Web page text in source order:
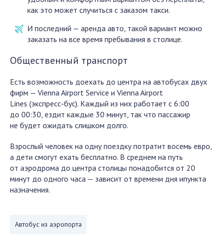
как это может случиться с заказом такси.
И последний — аренда авто, такой вариант можно
заказать на все время пребывания в столице.
Общественный транспорт
Есть возможность доехать до центра на автобусах двух
фирм — Vienna Airport Service и Vienna Airport
Lines (экспресс-бус). Каждый из них работает с 6:00
до 00:30, ездит каждые 30 минут, так что пассажир
не будет ожидать слишком долго.
Взрослый человек на одну поездку потратит восемь евро,
а дети смогут ехать бесплатно. В среднем на путь
от аэродрома до центра столицы понадобится от 20
минут до одного часа — зависит от времени дня ипункта
назначения.
Автобус из аэропорта